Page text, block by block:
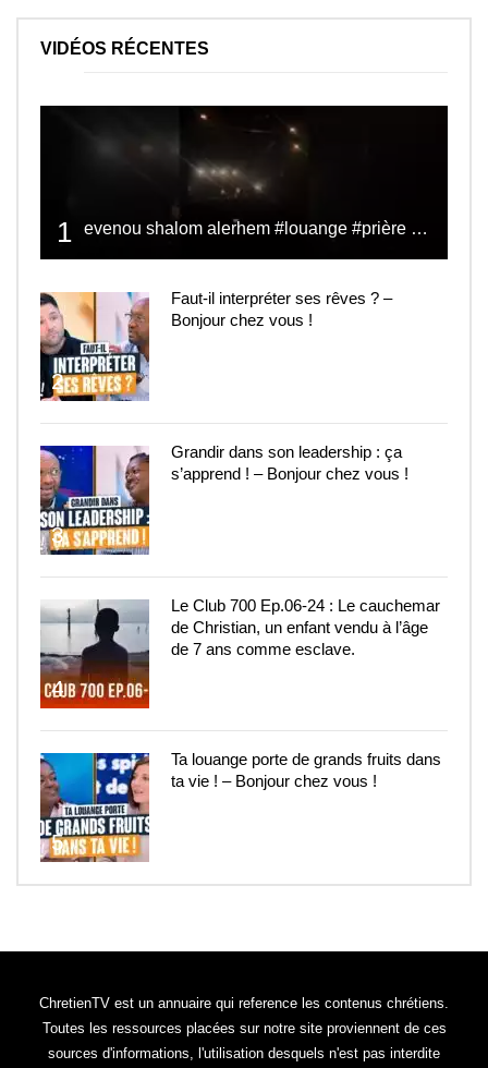
VIDÉOS RÉCENTES
1 evenou shalom alerhem #louange #prière #shalom
2
Faut-il interpréter ses rêves ? –
Bonjour chez vous !
3
Grandir dans son leadership : ça
s’apprend ! – Bonjour chez vous !
4
Le Club 700 Ep.06-24 : Le cauchemar
de Christian, un enfant vendu à l’âge
de 7 ans comme esclave.
5
Ta louange porte de grands fruits dans
ta vie ! – Bonjour chez vous !
ChretienTV est un annuaire qui reference les contenus chrétiens.
Toutes les ressources placées sur notre site proviennent de ces
sources d'informations, l'utilisation desquels n'est pas interdite